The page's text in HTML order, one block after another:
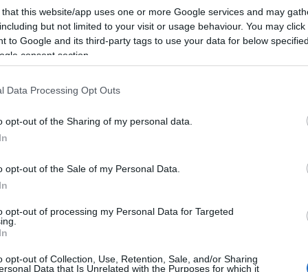
that this website/app uses one or more Google services and may
but not limited to your visit or usage behaviour. You may
to Google and its third-party tags to use your data for below
consent section.
Data Processing Opt Outs
opt-out of the Sharing of my personal data.
opt-out of the Sale of my Personal Data.
opt-out of processing my Personal Data for Targeted
opt-out of Collection, Use, Retention, Sale, and/or Sharing
Data that Is Unrelated with the Purposes for which it
teljesítményét. Példaként említette, hogy
16, Szlovákiában 15, Horvátországban 14,
13, Dániában, Franciaországban és Belgiumban
Magyarországi Református Egyház Zsinatának
kívánják tenni nagypénteket.
Paks II.: Mit jelent az 5. blokk új